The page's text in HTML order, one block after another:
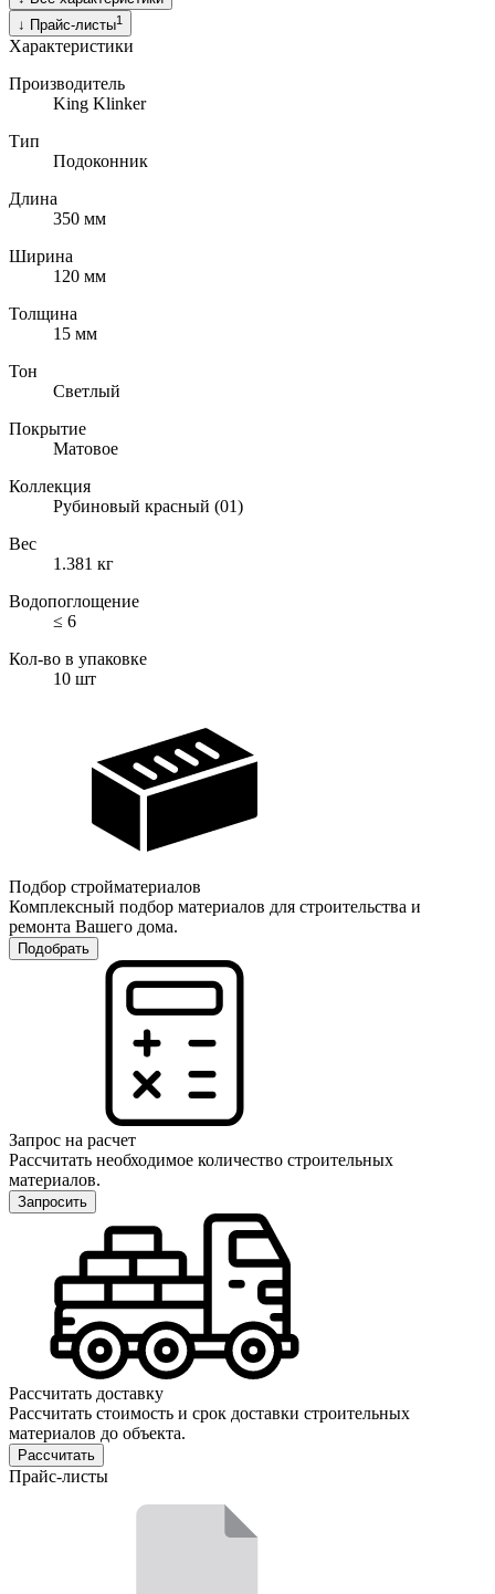
↓ Прайс-листы1
Характеристики
Производитель
King Klinker
Тип
Подоконник
Длина
350 мм
Ширина
120 мм
Толщина
15 мм
Тон
Светлый
Покрытие
Матовое
Коллекция
Рубиновый красный (01)
Вес
1.381 кг
Водопоглощение
≤ 6
Кол-во в упаковке
10 шт
Подбор стройматериалов
Комплексный подбор материалов для строительства и
ремонта Вашего дома.
Подобрать
Запрос на расчет
Рассчитать необходимое количество строительных
материалов.
Запросить
Рассчитать доставку
Рассчитать стоимость и срок доставки строительных
материалов до объекта.
Рассчитать
Прайс-листы